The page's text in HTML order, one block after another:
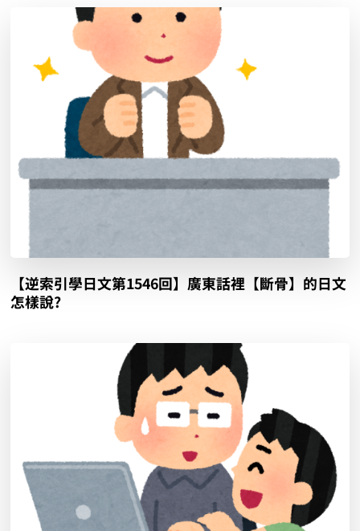
【逆索引學日文第1546回】廣東話裡【斷骨】的日文
怎樣說?